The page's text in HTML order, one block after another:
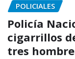
POLICIALES
Policía
cigarrillos
tres